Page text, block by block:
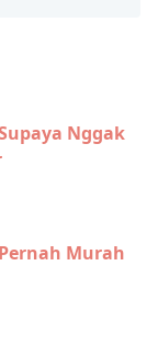
Nggak
Murah